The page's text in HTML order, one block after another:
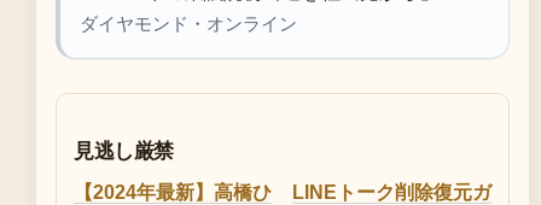
ダイヤモンド・オンライン
見逃し厳禁
【2024年最新】高橋ひ
LINEトーク削除復元ガ